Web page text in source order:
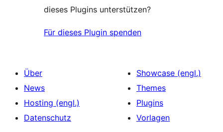
dieses Plugins unterstützen?
Für dieses Plugin spenden
Über
News
Hosting (engl.)
Datenschutz
Showcase (engl.)
Themes
Plugins
Vorlagen